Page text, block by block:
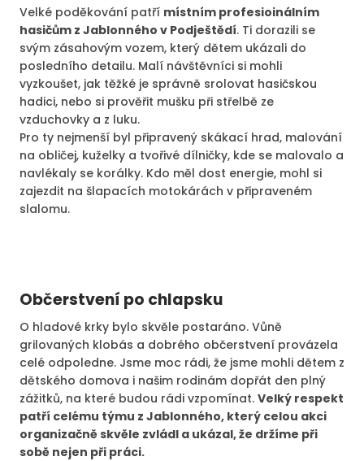
Velké poděkování patří místním profesioinálním
hasičům z Jablonného v Podještědí. Ti dorazili se
svým zásahovým vozem, který dětem ukázali do
posledního detailu. Malí návštěvníci si mohli
vyzkoušet, jak těžké je správně srolovat hasičskou
hadici, nebo si prověřit mušku při střelbě ze
vzduchovky a z luku.
Pro ty nejmenší byl připravený skákací hrad, malování
na obličej, kuželky a tvořivé dílničky, kde se malovalo a
navlékaly se korálky. Kdo měl dost energie, mohl si
zajezdit na šlapacích motokárách v připraveném
slalomu.
Občerstvení po chlapsku
O hladové krky bylo skvěle postaráno. Vůně
grilovaných klobás a dobrého občerstvení provázela
celé odpoledne. Jsme moc rádi, že jsme mohli dětem z
dětského domova i našim rodinám dopřát den plný
zážitků, na které budou rádi vzpomínat. Velký respekt
patří celému týmu z Jablonného, který celou akci
organizačně skvěle zvládl a ukázal, že držíme při
sobě nejen při práci.